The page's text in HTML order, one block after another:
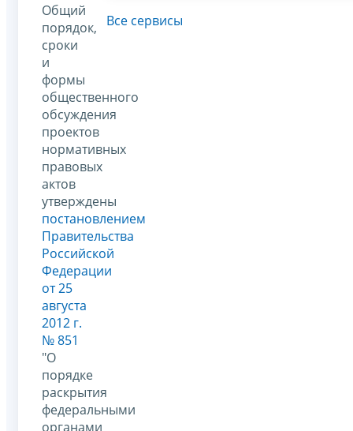
Общий
порядок,
сроки
и
формы
общественного
обсуждения
проектов
нормативных
правовых
актов
утверждены
постановлением
Правительства
Российской
Федерации
от 25
августа
2012 г.
№ 851
"О
порядке
раскрытия
федеральными
органами
Все сервисы